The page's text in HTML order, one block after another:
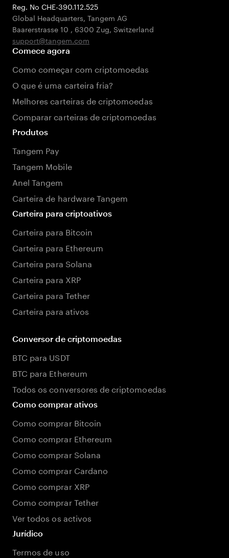
Reg. No CHE-390.112.525
Global Headquarters, Tangem AG
Baarerstrasse 10 , 6300 Zug, Switzerland
support@tangem.com
Comece agora
Como começar com criptomoedas
O que é uma carteira fria?
Melhores carteiras de criptomoedas
Comparar carteiras de criptomoedas
Produtos
Tangem Pay
Tangem Mobile
Anel Tangem
Carteira de hardware Tangem
Carteira para criptoativos
Carteira para Bitcoin
Carteira para Ethereum
Carteira para Solana
Carteira para XRP
Carteira para Tether
Carteira para ativos
Conversor de criptomoedas
BTC para USDT
BTC para Ethereum
Todos os conversores de criptomoedas
Como comprar ativos
Como comprar Bitcoin
Como comprar Ethereum
Como comprar Solana
Como comprar Cardano
Como comprar XRP
Como comprar Tether
Ver todos os activos
Jurídico
Termos de uso